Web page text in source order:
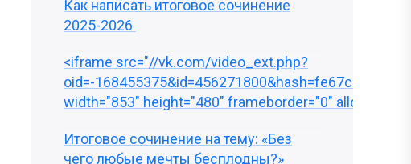
Как написать итоговое сочинение
2025-2026
<iframe src="//vk.com/video_ext.php?
oid=-
width="853" height="480" frameborder="0"
Итоговое сочинение на тему: «Без
чего любые мечты бесплодны?»